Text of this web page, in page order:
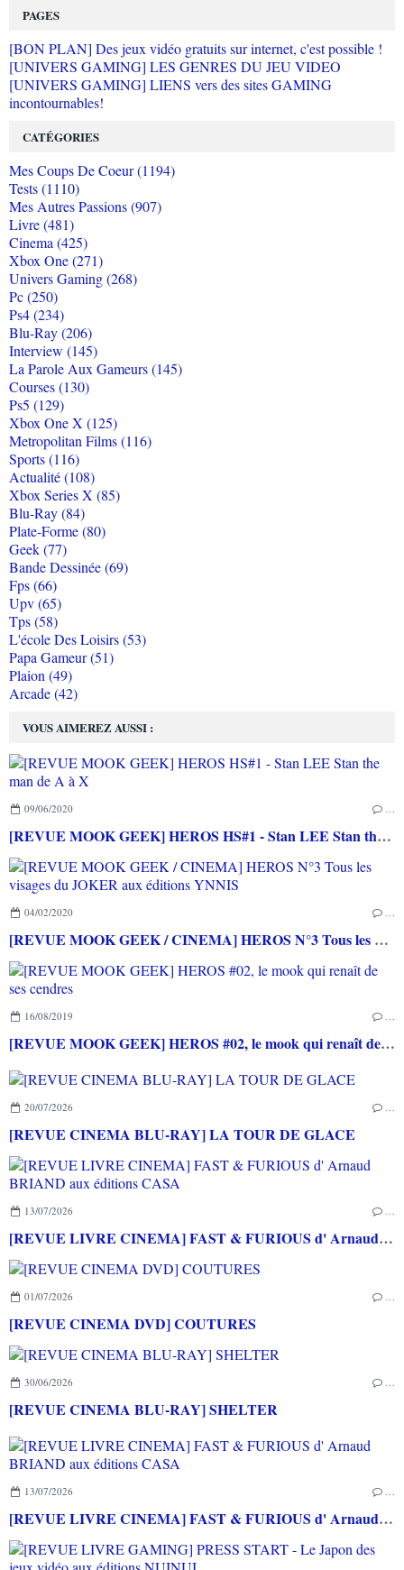
VOUS AIMEREZ AUSSI :
09/06/2020 …
[REVUE MOOK GEEK] HEROS HS#1 - Stan LEE Stan the man de A à X
04/02/2020 …
[REVUE MOOK GEEK / CINEMA] HEROS N°3 Tous les visages du JOKER aux éditions YNNIS
16/08/2019 …
[REVUE MOOK GEEK] HEROS #02, le mook qui renaît de ses cendres
20/07/2026 …
[REVUE CINEMA BLU-RAY] LA TOUR DE GLACE
13/07/2026 …
[REVUE LIVRE CINEMA] FAST & FURIOUS d' Arnaud BRIAND aux éditions CASA
01/07/2026 …
[REVUE CINEMA DVD] COUTURES
30/06/2026 …
[REVUE CINEMA BLU-RAY] SHELTER
13/07/2026 …
[REVUE LIVRE CINEMA] FAST & FURIOUS d' Arnaud BRIAND aux éditions CASA
PAGES
[BON PLAN] Des jeux vidéo gratuits sur internet, c'est possible !
[UNIVERS GAMING] LES GENRES DU JEU VIDEO
[UNIVERS GAMING] LIENS vers des sites GAMING
incontournables!
CATÉGORIES
Mes Coups De Coeur (1194)
Tests (1110)
Mes Autres Passions (907)
Livre (481)
Cinema (425)
Xbox One (271)
Univers Gaming (268)
Pc (250)
Ps4 (234)
Blu-Ray (206)
Interview (145)
La Parole Aux Gameurs (145)
Courses (130)
Ps5 (129)
Xbox One X (125)
Metropolitan Films (116)
Sports (116)
Actualité (108)
Xbox Series X (85)
Blu-Ray (84)
Plate-Forme (80)
Geek (77)
Bande Dessinée (69)
Fps (66)
Upv (65)
Tps (58)
L'école Des Loisirs (53)
Papa Gameur (51)
Plaion (49)
Arcade (42)